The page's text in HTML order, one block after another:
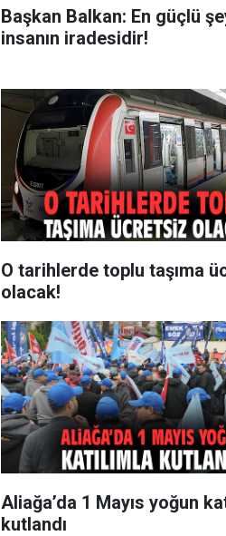
Başkan Balkan: En güçlü
insanın iradesidir!
O tarihlerde toplu taşıma
olacak!
Aliağa’da 1 Mayıs yoğun
kutlandı